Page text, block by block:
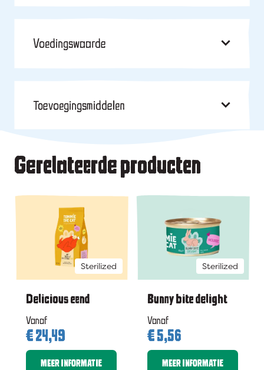
Voedingswaarde
Toevoegingsmiddelen
Gerelateerde producten
Sterilized
Delicious eend
Vanaf
€24,49
MEER INFORMATIE
Sterilized
Bunny bite delight
Vanaf
€5,56
MEER INFORMATIE